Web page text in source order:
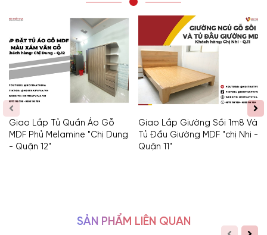
Giao Lắp Tủ Quần Áo Gỗ
MDF Phủ Melamine "Chị Dung
- Quận 12"
Giao Lắp Giường Sồi 1m8 Và
Tủ Đầu Giường MDF "chị Nhi -
Quận 11"
SẢN PHẨM LIÊN QUAN